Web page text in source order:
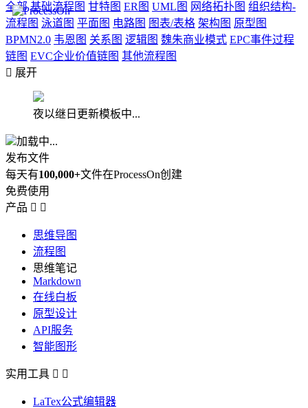
全部 基础流程图 甘特图 ER图 UML图 网络拓扑图 组织结构-
流程图 泳道图 平面图 电路图 图表/表格 架构图 原型图
BPMN2.0 韦恩图 关系图 逻辑图 魏朱商业模式 EPC事件过程
链图 EVC企业价值链图 其他流程图
 展开
夜以继日更新模板中...
加载中...
发布文件
每天有100,000+文件在ProcessOn创建
免费使用
产品  
思维导图
流程图
思维笔记
Markdown
在线白板
原型设计
API服务
智能图形
实用工具  
LaTex公式编辑器